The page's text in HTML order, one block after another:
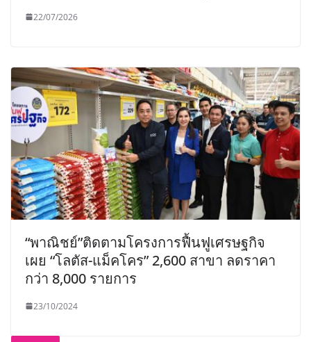
22/07/2026
“พาณิชย์”ติดตามโครงการฟื้นฟูเศรษฐกิจ
เผย “โลตัส-แม็คโคร” 2,600 สาขา ลดราคา
กว่า 8,000 รายการ
23/10/2024